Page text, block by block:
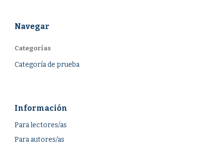
Navegar
Categorías
Categoría de prueba
Información
Para lectores/as
Para autores/as